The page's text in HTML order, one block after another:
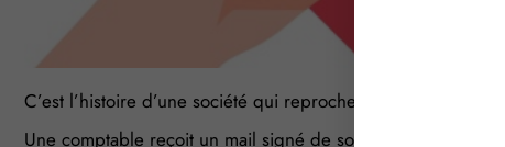
C’est l’histoire d’une société qui reproche à sa banque de
Une comptable reçoit un mail signé de son dirigeant lui